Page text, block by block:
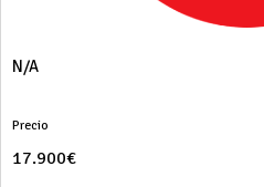
N/A
Precio
17.900€